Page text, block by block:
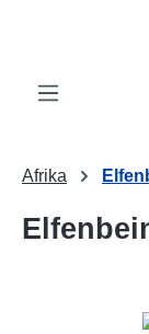
Zum Hauptinhalt
Afrika
Bildergalerie